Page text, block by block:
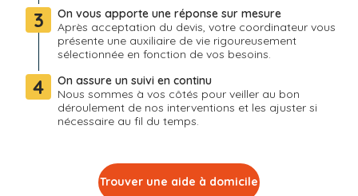
3
On vous apporte une réponse sur mesure
Après acceptation du devis, votre coordinateur vous
présente une auxiliaire de vie rigoureusement
sélectionnée en fonction de vos besoins.
4
On assure un suivi en continu
Nous sommes à vos côtés pour veiller au bon
déroulement de nos interventions et les ajuster si
nécessaire au fil du temps.
Trouver une aide à domicile